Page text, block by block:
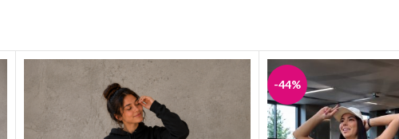
-44%